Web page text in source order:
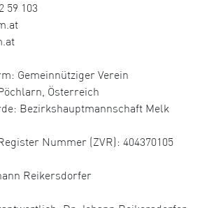
59 103
Gemeinnütziger Verein
Österreich
Bezirkshauptmannschaft Melk
Nummer (ZVR): 404370105
Reikersdorfer